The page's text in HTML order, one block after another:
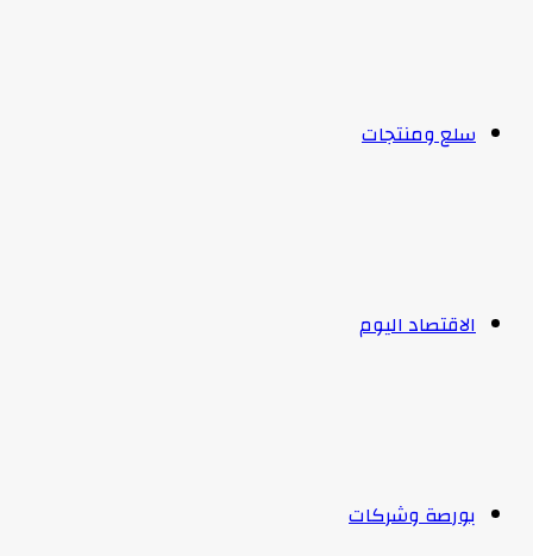
سلع ومنتجات
الاقتصاد اليوم
بورصة وشركات